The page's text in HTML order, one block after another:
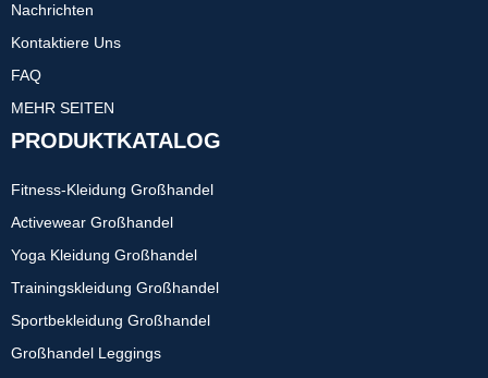
Nachrichten
Kontaktiere Uns
FAQ
MEHR SEITEN
PRODUKTKATALOG
Fitness-Kleidung Großhandel
Activewear Großhandel
Yoga Kleidung Großhandel
Trainingskleidung Großhandel
Sportbekleidung Großhandel
Großhandel Leggings